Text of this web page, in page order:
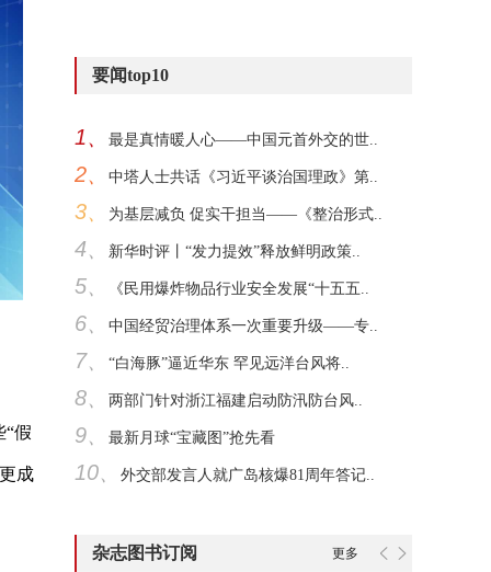
“假
成
要闻top10
1、 最是真情暖人心——中国元首外交的世..
2、 中塔人士共话《习近平谈治国理政》第..
3、 为基层减负 促实干担当——《整治形式..
4、 新华时评丨“发力提效”释放鲜明政策..
5、 《民用爆炸物品行业安全发展“十五五..
6、 中国经贸治理体系一次重要升级——专..
7、 “白海豚”逼近华东 罕见远洋台风将..
8、 两部门针对浙江福建启动防汛防台风..
9、 最新月球“宝藏图”抢先看
10、 外交部发言人就广岛核爆81周年答记..
杂志图书订阅 更多